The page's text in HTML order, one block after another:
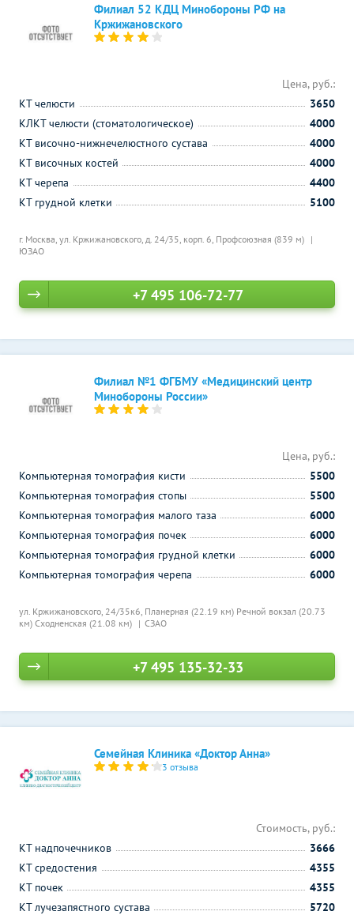
Филиал 52 КДЦ Минобороны РФ на
Кржижановского
г. Москва, ул. Кржижановского, д. 24/35, корп. 6, Профсоюзная (839 м)
ЮЗАО
Цена, руб.:
КТ челюсти
3650
КЛКТ челюсти (стоматологическое)
4000
КТ височно-нижнечелюстного сустава
4000
КТ височных костей
4000
КТ черепа
4400
КТ грудной клетки
5100
+7 495 106-72-77
Филиал №1 ФГБМУ «Медицинский центр
Минобороны России»
ул. Кржижановского, 24/35к6, Планерная (22.19 км) Речной вокзал (20.73
км) Сходненская (21.08 км) СЗАО
Цена, руб.:
Компьютерная томография кисти
5500
Компьютерная томография стопы
5500
Компьютерная томография малого таза
6000
Компьютерная томография почек
6000
Компьютерная томография грудной клетки
6000
Компьютерная томография черепа
6000
+7 495 135-32-33
Семейная Клиника «Доктор Анна»
3 отзыва
Стоимость, руб.:
КТ надпочечников
3666
КТ средостения
4355
КТ почек
4355
КТ лучезапястного сустава
5720